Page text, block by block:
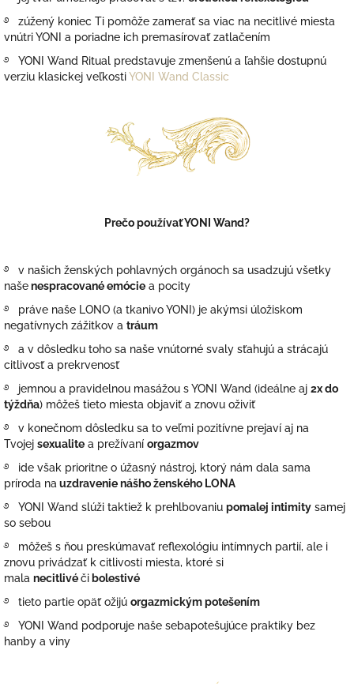
࿔ zúžený koniec Ti pomôže zamerať sa viac na necitlivé miesta
vnútri YONI a poriadne ich premasírovať zatlačením
࿔ YONI Wand Ritual predstavuje zmenšenú a ľahšie dostupnú
verziu klasickej veľkostiYONI Wand Classic
Prečo používať YONI Wand?
࿔ v našich ženských pohlavných orgánoch sa usadzujú všetky
našenespracované emócie a pocity
࿔ práve naše LONO (a tkanivo YONI) je akýmsi úložiskom
negatívnych zážitkov a tráum
࿔ a v dôsledku toho sa naše vnútorné svaly sťahujú a strácajú
citlivosť a prekrvenosť
࿔ jemnou a pravidelnou masážou s YONI Wand (ideálne aj 2x do
týždňa) môžeš tieto miesta objaviť a znovu oživiť
࿔ v konečnom dôsledku sa to veľmi pozitívne prejaví aj na
Tvojej sexualite a prežívaní orgazmov
࿔ ide však prioritne o úžasný nástroj, ktorý nám dala sama
príroda na uzdravenie nášho ženského LONA
࿔ YONI Wand slúži taktiež k prehlbovaniu pomalej intimity samej
so sebou
࿔ môžeš s ňou preskúmavať reflexológiu intímnych partií, ale i
znovu privádzať k citlivosti miesta, ktoré si
mala necitlivéči bolestivé
࿔ tieto partie opäť ožijú orgazmickým potešením
࿔ YONI Wand podporuje naše sebapotešujúce praktiky bez
hanby a viny